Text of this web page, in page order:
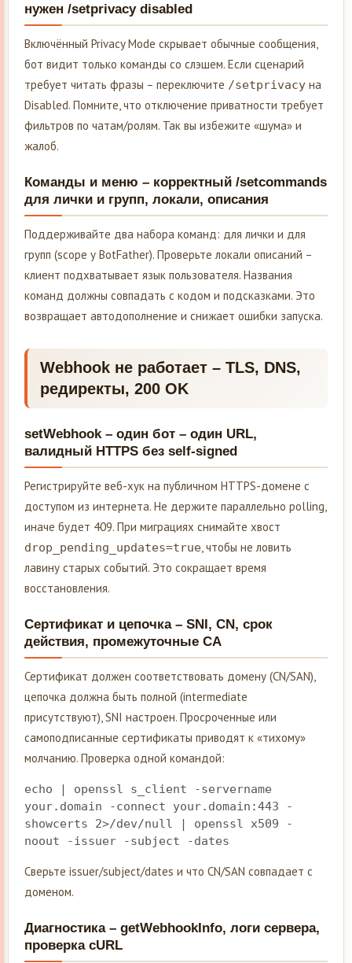
нужен /setprivacy disabled
Включённый Privacy Mode скрывает обычные сообщения,
бот видит только команды со слэшем. Если сценарий
требует читать фразы – переключите /setprivacy на
Disabled. Помните, что отключение приватности требует
фильтров по чатам/ролям. Так вы избежите «шума» и
жалоб.
Команды и меню – корректный /setcommands
для лички и групп, локали, описания
Поддерживайте два набора команд: для лички и для
групп (scope у BotFather). Проверьте локали описаний –
клиент подхватывает язык пользователя. Названия
команд должны совпадать с кодом и подсказками. Это
возвращает автодополнение и снижает ошибки запуска.
Webhook не работает – TLS, DNS,
редиректы, 200 OK
setWebhook – один бот – один URL,
валидный HTTPS без self-signed
Регистрируйте веб-хук на публичном HTTPS-домене с
доступом из интернета. Не держите параллельно polling,
иначе будет 409. При миграциях снимайте хвост
drop_pending_updates=true, чтобы не ловить
лавину старых событий. Это сокращает время
восстановления.
Сертификат и цепочка – SNI, CN, срок
действия, промежуточные CA
Сертификат должен соответствовать домену (CN/SAN),
цепочка должна быть полной (intermediate
присутствуют), SNI настроен. Просроченные или
самоподписанные сертификаты приводят к «тихому»
молчанию. Проверка одной командой:
echo | openssl s_client -servername
your.domain -connect your.domain:443 -
showcerts 2>/dev/null | openssl x509 -
noout -issuer -subject -dates
Сверьте issuer/subject/dates и что CN/SAN совпадает с
доменом.
Диагностика – getWebhookInfo, логи сервера,
проверка cURL